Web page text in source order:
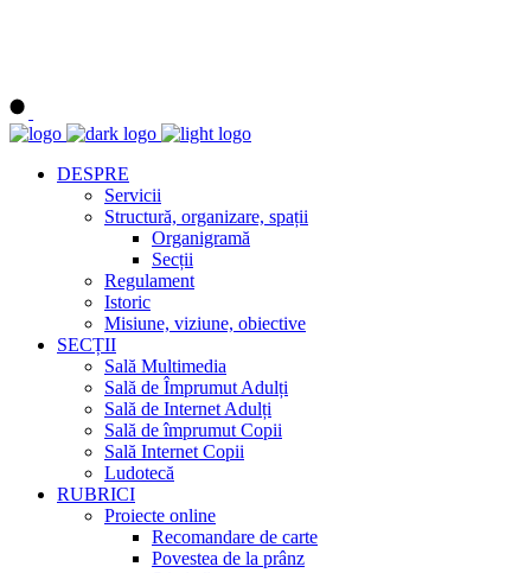
DESPRE
Servicii
Structură, organizare, spații
Organigramă
Secții
Regulament
Istoric
Misiune, viziune, obiective
SECȚII
Sală Multimedia
Sală de Împrumut Adulți
Sală de Internet Adulți
Sală de împrumut Copii
Sală Internet Copii
Ludotecă
RUBRICI
Proiecte online
Recomandare de carte
Povestea de la prânz